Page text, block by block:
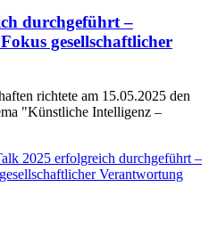
durchgeführt –
gesellschaftlicher
richtete am 15.05.2025 den
"Künstliche Intelligenz –
2025 erfolgreich durchgeführt –
Verantwortung